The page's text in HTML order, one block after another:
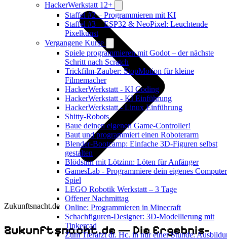
HackerWerkstatt 12+
Staffel #2 – Programmieren mit KI
Staffel #3 – ESP32 & NeoPixel: Leuchtende
Pixelkunst
Vergangene Kurse
Spiele programmieren mit Godot – der nächste
Schritt nach Scratch
Trickfilm-Zauber: StopMotion für kleine
Filmemacher
HackerWerkstatt - KI Coding
HackerWerkstatt - KI Einführung
HackerWerkstatt - Linux Einführung
Shitty-Robots
Baue deinen eigenen Game-Controller!
Baut und programmiert einen Roboterarm
Blender-Bootcamp: Einfache 3D-Figuren selbst
gestalten
Blödsinn mit Lötzinn: Löten für Anfänger
GamesLab - Programmiere dein eigenes
Spiel
LEGO Robotik Werkstatt – 3 Tage
Offener Nachmittag
Online: Programmieren in Minecraft
Schachfiguren-Designer: 3D-Modellierung mit
Tinkercad
Zum Tierarzt dr. Hc. in nur einer Stunde:
Zukunftsnacht.de
Zukunftsnacht.de — Die Ergebnis-